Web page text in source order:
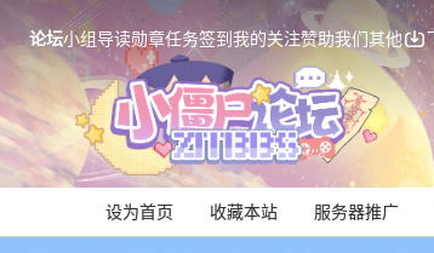
论坛小组导读勋章任务签到我的关注赞助我们其他
设为首页 收藏本站 服务器推广